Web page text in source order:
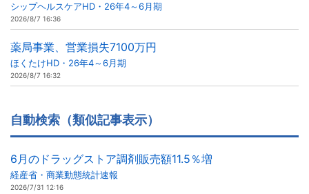
シップヘルスケアHD・26年4～6月期
2026/8/7 16:36
薬局事業、営業損失7100万円
ほくたけHD・26年4～6月期
2026/8/7 16:32
自動検索（類似記事表示）
6月のドラッグストア調剤販売額11.5％増
経産省・商業動態統計速報
2026/7/31 12:16